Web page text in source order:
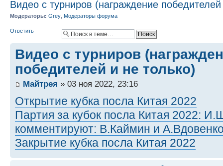
Видео с турниров (награждение
Модераторы: Grey Модераторы форума
Ответить
Видео с турниров
победителей и не только)
Майтрея » 03 ноя 2022, 23:16
Открытие кубка посла Китая 2022
Партия за кубок посла Китая 2022:
комментируют: В.Каймин и
Закрытие кубка посла Китая 2022